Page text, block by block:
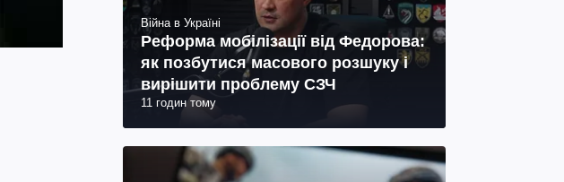
Війна в Україні
Реформа мобілізації від Федорова:
як позбутися масового розшуку і
вирішити проблему СЗЧ
11 годин тому